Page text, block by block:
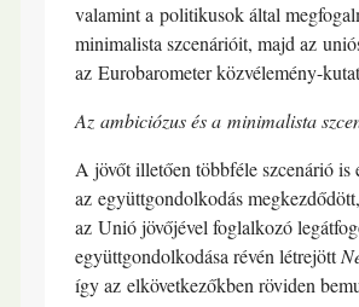
valamint a politikusok által
minimalista szcenárióit, majd az
az Eurobarometer közvélemény-
Az ambiciózus és a minimalista
A jövőt illetően többféle szcenárió
az együttgondolkodás
az Unió jövőjével foglalkozó
együttgondolkodása révén létrejött
így az elkövetkezőkben röviden